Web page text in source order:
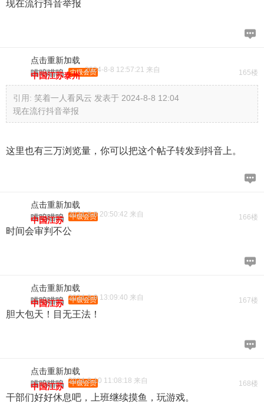
现在流行抖音举报
点击重新加载
165楼
喵呜喵呜 中级会员2024-8-8 12:57:21 来自
中国江苏泰州
引用: 笑着一人看风云 发表于 2024-8-8 12:04
现在流行抖音举报
这里也有三万浏览量，你可以把这个帖子转发到抖音上。
点击重新加载
166楼
喵呜喵呜 中级会员
2024-8-8 20:50:42 来自
中国江苏
时间会审判不公
点击重新加载
167楼
喵呜喵呜 中级会员
2024-8-9 13:09:40 来自
中国江苏
胆大包天！目无王法！
点击重新加载
168楼
喵呜喵呜 中级会员
2024-8-10 11:08:18 来自
中国江苏
干部们好好休息吧，上班继续摸鱼，玩游戏。